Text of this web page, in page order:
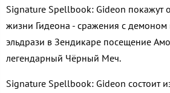
Signature Spellbook: Gideon покажут
жизни Гидеона - сражения с
эльдрази в Зендикаре посещение
легендарный Чёрный Меч.
Signature Spellbook: Gideon состоит